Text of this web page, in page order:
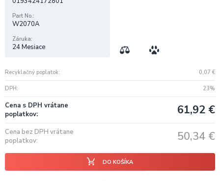
Recyklačný poplatok 0,07 €
DPH 23%
Cena s DPH vrátane
poplatkov
61,92 €
Cena bez DPH vrátane
poplatkov
50,34 €
DO KOŠÍKA
Part No.
W2070A
Záruka
24 Mesiace